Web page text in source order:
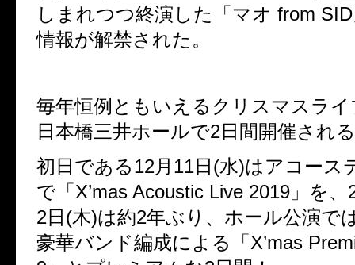
しまれつつ終演した「マオ from SID
情報が解禁された。
毎年恒例ともいえるクリスマスラ
日本橋三井ホールで2日間開催され
初日である12月 11日(水)はアコース
で「X’mas Acoustic Live 2019 」を、
2日(木)は約2年ぶり、ホール公演で
豪華バンド編成による「X’mas